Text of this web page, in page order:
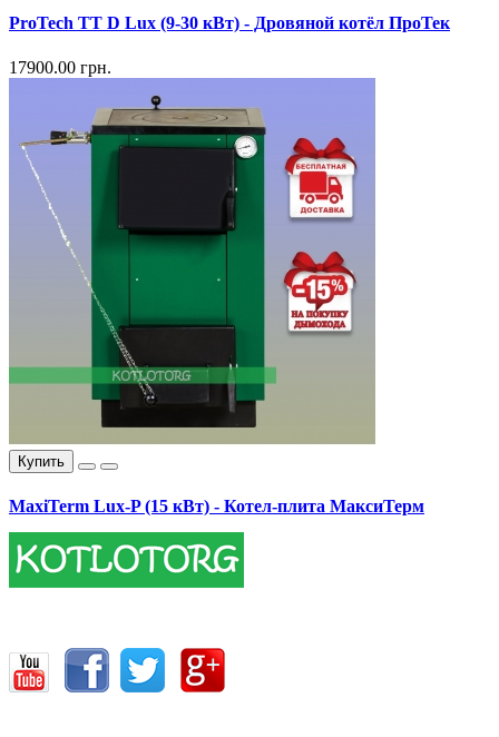
ProTech TT D Lux (9-30 кВт) - Дровяной котёл ПроТек
17900.00 грн.
Купить
MaxiTerm Lux-P (15 кВт) - Котел-плита МаксиТерм
17400.00 грн.